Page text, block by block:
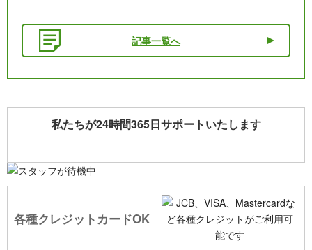
記事一覧へ
私たちが24時間365日サポートいたします
各種クレジットカードOK